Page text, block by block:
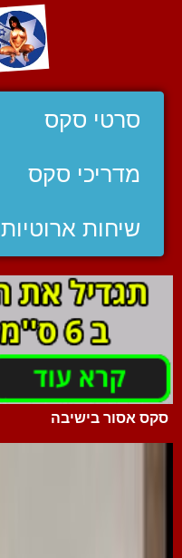
סרטי סקס
מדריכי סקס
שיחות ארוטיות
סקס אסור בישיבה